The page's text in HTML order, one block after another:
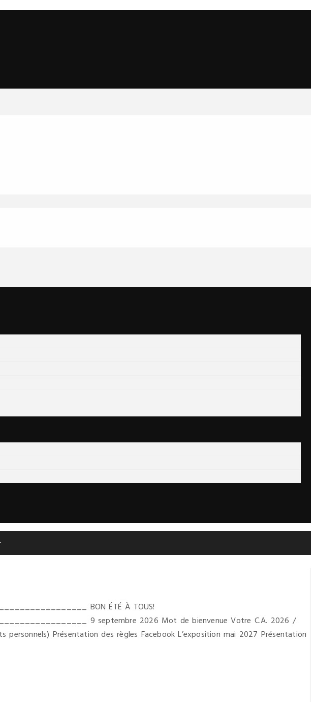
BON ÉTÉ À TOUS!
9 septembre 2026 Mot de bienvenue Votre C.A. 2026 /
Présentation des règles Facebook L’exposition mai 2027 Présentation